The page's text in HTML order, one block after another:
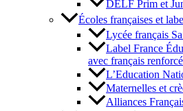
DELF Prim et
Écoles françaises et
Lycée français
Label France
avec français renforcé
L’Education
Maternelles et
Alliances